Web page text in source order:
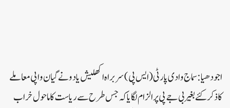
اجودھیا: سماج وادی پارٹی(ایس پی) سربراہ اکھلیش یادو نے گیان واپی معاملے
کا ذکر کئے بغیر بی جے پی پر الزام لگایا کہ جس طرح سے ریاست کا ماحول خراب